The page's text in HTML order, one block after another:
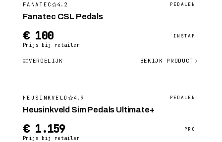
FANATEC 4.2 PEDALEN
Fanatec CSL Pedals
€ 100
INSTAP
Prijs bij retailer
VERGELIJK BEKIJK PRODUCT
HEUSINKVELD 4.9 PEDALEN
Heusinkveld Sim Pedals Ultimate+
€ 1.159
PRO
Prijs bij retailer